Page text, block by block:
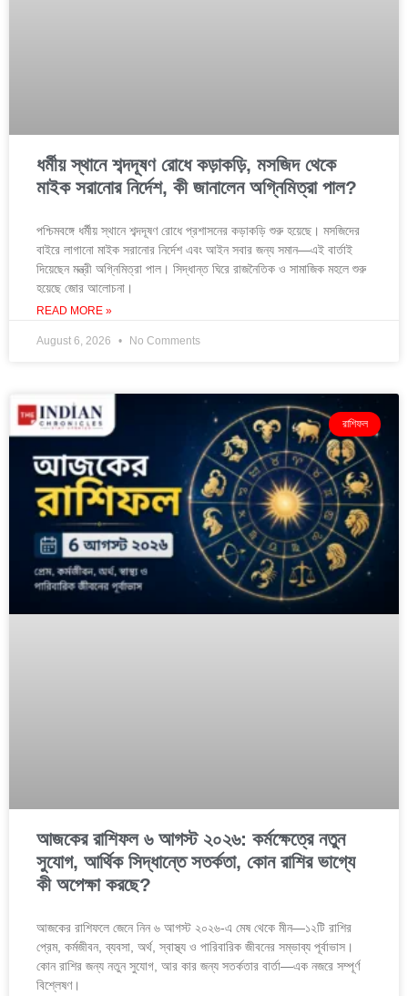
ধর্মীয় স্থানে শব্দদূষণ রোধে কড়াকড়ি, মসজিদ থেকে
মাইক সরানোর নির্দেশ, কী জানালেন অগ্নিমিত্রা পাল?
পশ্চিমবঙ্গে ধর্মীয় স্থানে শব্দদূষণ রোধে প্রশাসনের কড়াকড়ি শুরু হয়েছে। মসজিদের
বাইরে লাগানো মাইক সরানোর নির্দেশ এবং আইন সবার জন্য সমান—এই বার্তাই
দিয়েছেন মন্ত্রী অগ্নিমিত্রা পাল। সিদ্ধান্ত ঘিরে রাজনৈতিক ও সামাজিক মহলে শুরু
হয়েছে জোর আলোচনা।
READ MORE »
August 6, 2026 No Comments
রাশিফল
আজকের রাশিফল ৬ আগস্ট ২০২৬: কর্মক্ষেত্রে নতুন
সুযোগ, আর্থিক সিদ্ধান্তে সতর্কতা, কোন রাশির ভাগ্যে
কী অপেক্ষা করছে?
আজকের রাশিফলে জেনে নিন ৬ আগস্ট ২০২৬-এ মেষ থেকে মীন—১২টি রাশির
প্রেম, কর্মজীবন, ব্যবসা, অর্থ, স্বাস্থ্য ও পারিবারিক জীবনের সম্ভাব্য পূর্বাভাস।
কোন রাশির জন্য নতুন সুযোগ, আর কার জন্য সতর্কতার বার্তা—এক নজরে সম্পূর্ণ
বিশ্লেষণ।